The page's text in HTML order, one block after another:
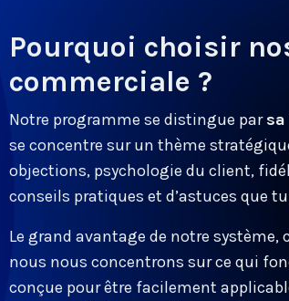
Pourquoi choisir
commerciale ?
Notre programme se distingue par
se concentre sur un thème
objections, psychologie du client,
conseils pratiques et d’astuces que
Le grand avantage de notre système,
nous nous concentrons sur ce qui
conçue pour être facilement